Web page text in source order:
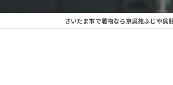
さいたま市で着物なら京呉苑ふじや呉